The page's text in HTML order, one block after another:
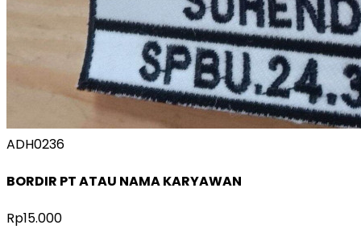
ADH0236
BORDIR PT ATAU NAMA KARYAWAN
Rp15.000